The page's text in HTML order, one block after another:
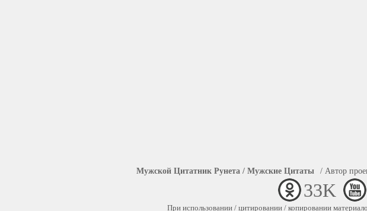
Мужской Цитатник Рунета / Мужские Цитаты /Автор
33K
При использовании / цитировании / копировании